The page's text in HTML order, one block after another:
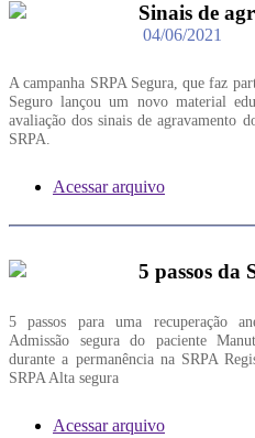
Sinais de
04/06/2021
A campanha SRPA Segura, que faz
Seguro lançou um novo material
avaliação dos sinais de agravamento
SRPA.
Acessar arquivo
5 passos da
5 passos para uma recuperação
Admissão segura do paciente
durante a permanência na SRPA
SRPA Alta segura
Acessar arquivo